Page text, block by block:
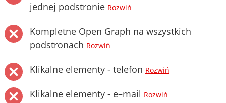
jednej podstronie Rozwiń
Kompletne Open Graph na wszystkich
podstronach Rozwiń
Klikalne elementy - telefon Rozwiń
Klikalne elementy - e–mail Rozwiń